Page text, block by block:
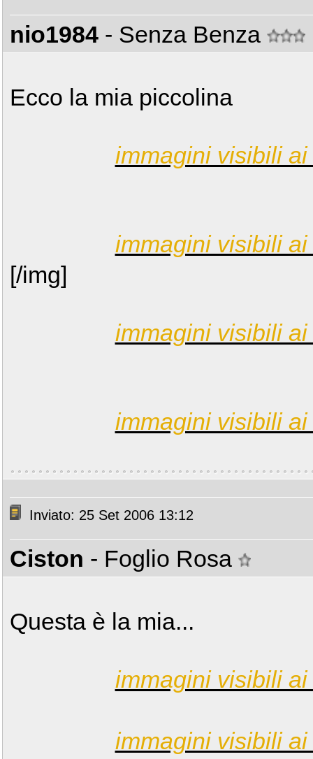
nio1984 - Senza Benza
Ecco la mia piccolina
immagini visibili
immagini visibili
[/img]
immagini visibili
immagini visibili
Inviato: 25 Set 2006 13:12
Ciston - Foglio Rosa
Questa è la mia...
immagini visibili
immagini visibili